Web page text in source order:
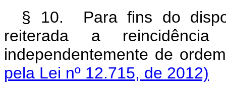
§ 10. Para fins do
reiterada a
independentemente de
pela Lei nº 12.715, de 2012)